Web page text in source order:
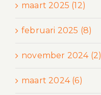
maart 2025 (12)
februari 2025 (8)
november 2024 (2)
maart 2024 (6)